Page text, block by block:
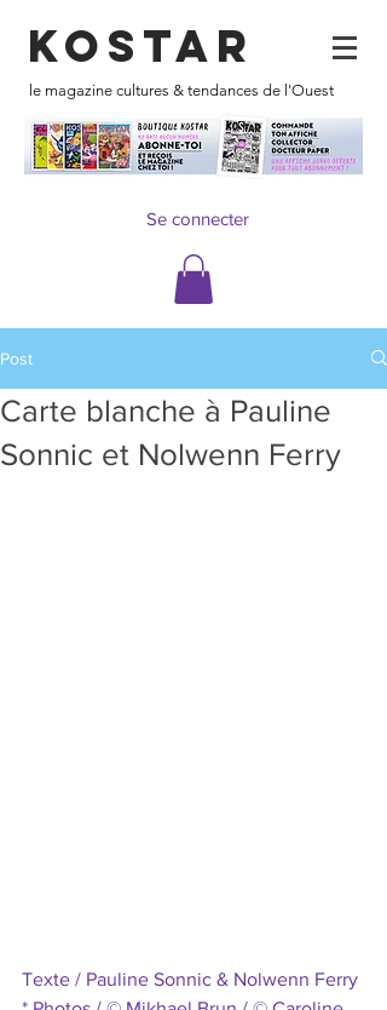
KOSTAR
le magazine cultures & tendances de l'Ouest
Se connecter
Post
Carte blanche à Pauline
Sonnic et Nolwenn Ferry
Texte / Pauline Sonnic & Nolwenn Ferry